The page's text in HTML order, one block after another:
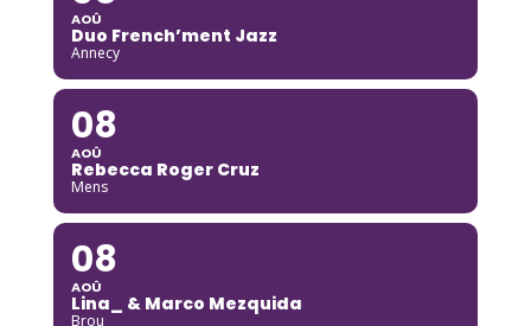
AOÛ
Duo French’ment Jazz
Annecy
08
AOÛ
Rebecca Roger Cruz
Mens
08
AOÛ
Lina_ & Marco Mezquida
Brou